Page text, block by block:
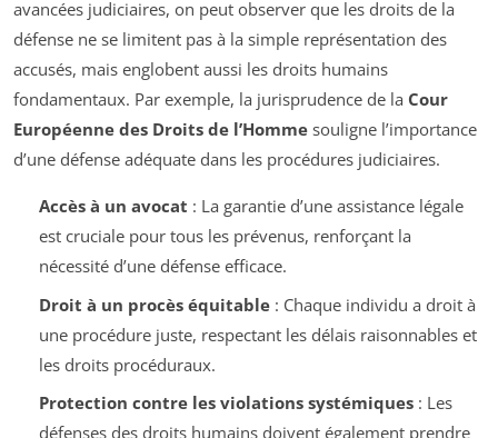
avancées judiciaires, on peut observer que les droits de la
défense ne se limitent pas à la simple représentation des
accusés, mais englobent aussi les droits humains
fondamentaux. Par exemple, la jurisprudence de la Cour
Européenne des Droits de l’Homme souligne l’importance
d’une défense adéquate dans les procédures judiciaires.
Accès à un avocat : La garantie d’une assistance légale
est cruciale pour tous les prévenus, renforçant la
nécessité d’une défense efficace.
Droit à un procès équitable: Chaque individu a droit à
une procédure juste, respectant les délais raisonnables et
les droits procéduraux.
Protection contre les violations systémiques: Les
défenses des droits humains doivent également prendre